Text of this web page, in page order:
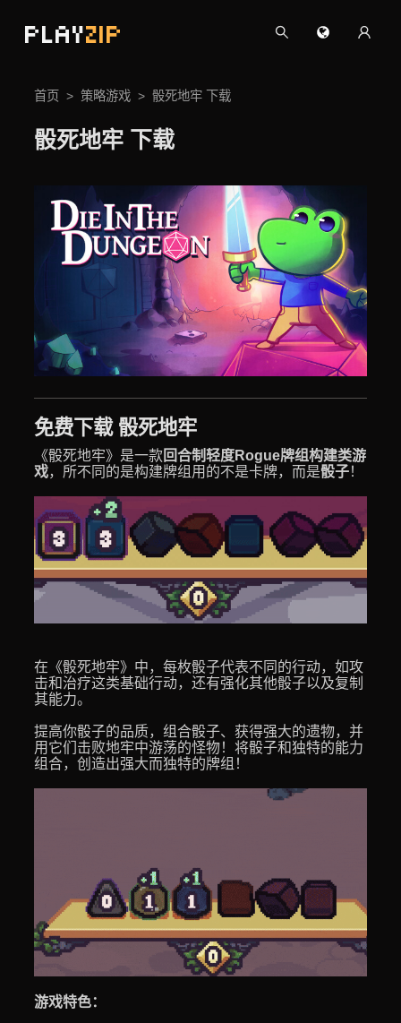
PLAYZIP
首页 策略游戏 骰死地牢 下载
骰死地牢 下载
免费下载 骰死地牢
《骰死地牢》是一款 回合制轻度Rogue牌组构建类游
戏，所不同的是构建牌组用的不是卡牌，而是骰子！
在《骰死地牢》中，每枚骰子代表不同的行动，如攻
击和治疗这类基础行动，还有强化其他骰子以及复制
其能力。
提高你骰子的品质，组合骰子、获得强大的遗物，并
用它们击败地牢中游荡的怪物！将骰子和独特的能力
组合，创造出强大而独特的牌组！
游戏特色：